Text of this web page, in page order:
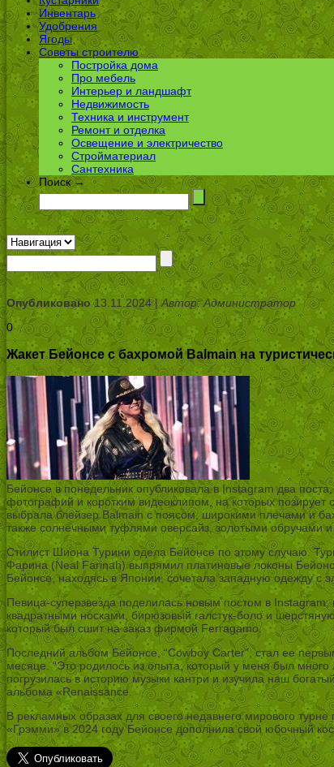
Инвентарь
Удобрения
Ягоды
Советы строителю
Постройка дома
Про мебель
Интерьер и ландшафт
Недвижимость
Техника и инструмент
Ремонт и отделка
Освещение и электричество
Стройматериал
Сантехника
Поиск →
Опубликовано13.11.2024 |Автор: Администратор
0
Жакет Бейонсе с бахромой Balmain на
Бейонсе в понедельник опубликовала в Instagram два
фотографий и коротким видеоклипом, на которых
выбрала блейзер Balmain с поясом, широкими плечами и
также солнечными туфлями оверсайз, золотыми обручами
Стилист Шиона Турини одела Бейонсе по этому случаю.
Фарина (Neal Farinah) выпрямил платиновые локоны
Бейонсе, находясь в Японии, сочетала западную одежду с
Певица-суперзвезда поделилась новым постом в
квадратными носками, бирюзовый галстук-боло и
который был сшит на заказ фирмой Ferragamo.
Последний альбом Бейонсе, “Cowboy Carter”, стал ее
месяце. “Это родилось из опыта, который у меня был
погрузилась в историю музыки кантри и изучила наш
альбома «Renaissance.
В рекламных образах для своего недавнего мирового
«Грэмми» в 2024 году Бейонсе дополнила свой юбочный